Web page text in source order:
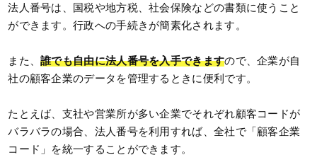
法人番号は、国税や地方税、社会保険などの書類に使うこと
ができます。行政への手続きが簡素化されます。
また、誰でも自由に法人番号を入手できますので、企業が自
社の顧客企業のデータを管理するときに便利です。
たとえば、支社や営業所が多い企業でそれぞれ顧客コードが
バラバラの場合、法人番号を利用すれば、全社で「顧客企業
コード」を統一することができます。